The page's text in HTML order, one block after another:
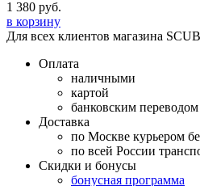
1 380 руб.
в корзину
Для всех клиентов магазина
Оплата
наличными
картой
банковским переводом
Доставка
по Москве курьером
по всей России
Скидки и бонусы
бонусная программа